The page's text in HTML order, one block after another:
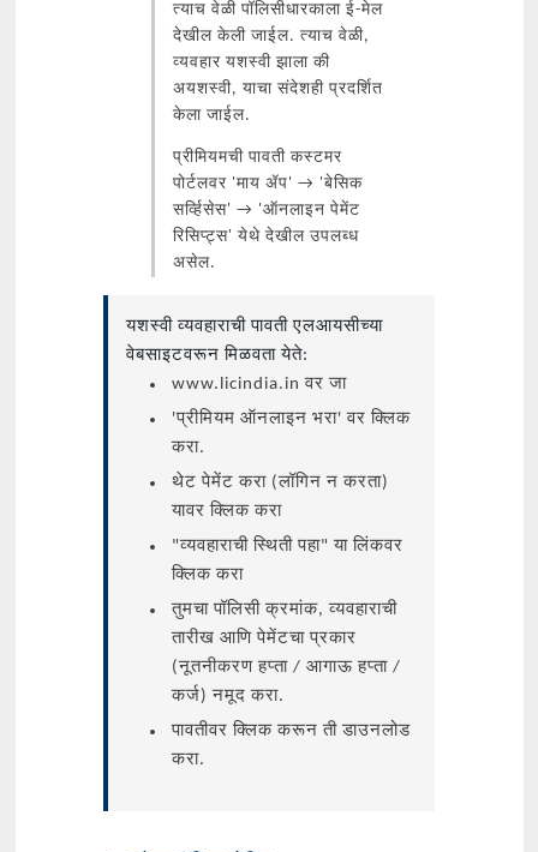
त्याच वेळी पॉलिसीधारकाला ई-मेल
देखील केली जाईल. त्याच वेळी,
व्यवहार यशस्वी झाला की
अयशस्वी, याचा संदेशही प्रदर्शित
केला जाईल.
प्रीमियमची पावती कस्टमर
पोर्टलवर 'माय ॲप' → 'बेसिक
सर्व्हिसेस' → 'ऑनलाइन पेमेंट
रिसिप्ट्स' येथे देखील उपलब्ध
असेल.
यशस्वी व्यवहाराची पावती एलआयसीच्या
वेबसाइटवरून मिळवता येते:
www.licindia.in वर जा
'प्रीमियम ऑनलाइन भरा' वर क्लिक
करा.
थेट पेमेंट करा (लॉगिन न करता)
यावर क्लिक करा
"व्यवहाराची स्थिती पहा" या लिंकवर
क्लिक करा
तुमचा पॉलिसी क्रमांक, व्यवहाराची
तारीख आणि पेमेंटचा प्रकार
(नूतनीकरण हप्ता / आगाऊ हप्ता /
कर्ज) नमूद करा.
पावतीवर क्लिक करून ती डाउनलोड
करा.